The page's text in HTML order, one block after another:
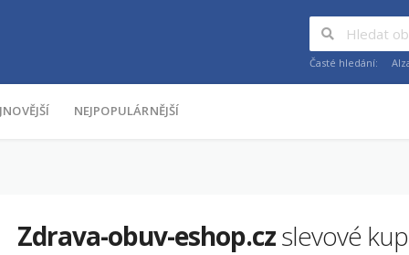
Časté hledání:
NEJPOPULÁRNĚJŠÍ
Zdrava-obuv-eshop.czslevové